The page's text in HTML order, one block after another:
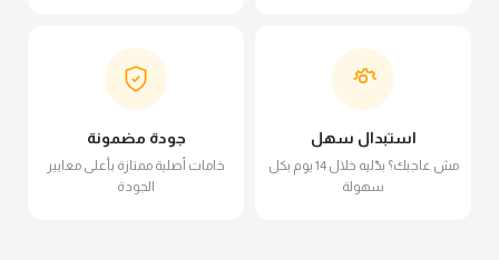
استبدال سهل
مش عاجبك؟ بدّليه خلال 14 يوم بكل
سهولة
جودة مضمونة
خامات أصلية ممتازة بأعلى معايير
الجودة